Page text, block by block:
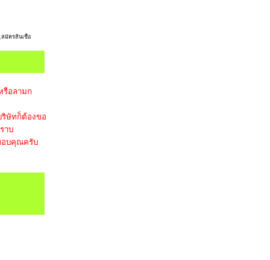
สมัครสินเชื่อ
รือลามก
ษัทก็ต้องขอ
าบ
บคุณครับ